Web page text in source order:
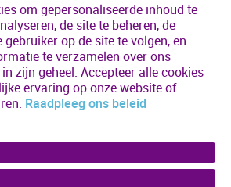
om gepersonaliseerde inhoud te
de site te beheren, de
gebruiker op de site te volgen, en
te verzamelen over ons
zijn geheel. Accepteer alle cookies
ervaring op onze website of
Raadpleeg ons beleid